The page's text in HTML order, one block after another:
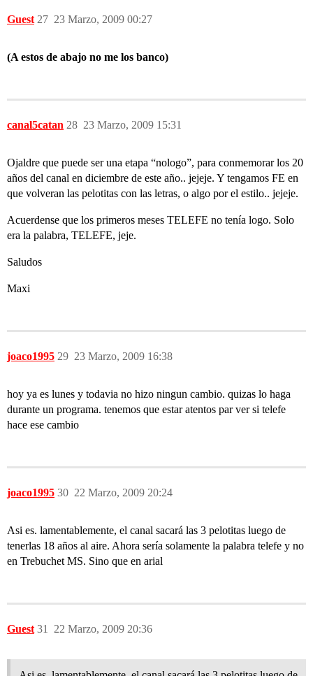
Guest 23 Marzo, 2009 00:27
27
(A estos de abajo no me los banco)
canal5catan 23 Marzo, 2009 15:31
28
Ojaldre que puede ser una etapa “nologo”, para conmemorar los 20
años del canal en diciembre de este año.. jejeje. Y tengamos FE en
que volveran las pelotitas con las letras, o algo por el estilo.. jejeje.
Acuerdense que los primeros meses TELEFE no tenía logo. Solo
era la palabra, TELEFE, jeje.
Saludos
Maxi
joaco1995 23 Marzo, 2009 16:38
29
hoy ya es lunes y todavia no hizo ningun cambio. quizas lo haga
durante un programa. tenemos que estar atentos par ver si telefe
hace ese cambio
joaco1995 22 Marzo, 2009 20:24
30
Asi es. lamentablemente, el canal sacará las 3 pelotitas luego de
tenerlas 18 años al aire. Ahora sería solamente la palabra telefe y no
en Trebuchet MS. Sino que en arial
Guest 22 Marzo, 2009 20:36
31